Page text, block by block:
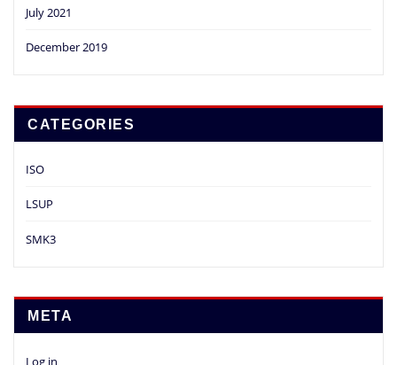
July 2021
December 2019
CATEGORIES
ISO
LSUP
SMK3
META
Log in